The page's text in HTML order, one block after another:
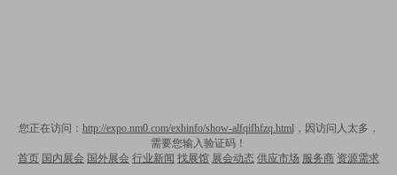
您正在访问： http://expo.nm0.com/exhinfo/show-alfqifhfzq.html，因访问人太多，
需要您输入验证码！
首页 国内展会 国外展会 行业新闻 找展馆 展会动态 供应市场 服务商 资源需求